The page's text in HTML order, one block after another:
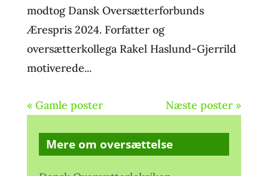
modtog Dansk Oversætterforbunds
Ærespris 2024. Forfatter og
oversætterkollega Rakel Haslund-Gjerrild
motiverede...
« Gamle poster Næste poster »
Mere om oversættelse